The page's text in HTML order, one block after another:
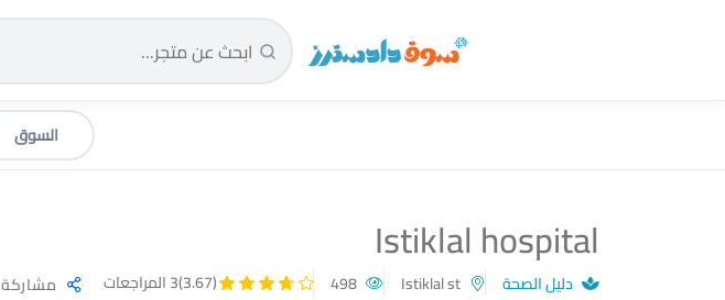
سوق دادسترز الرئيسية
السوق
Istiklal hospital
دليل الصحة (3.67) 3 المراجعات مشاركة